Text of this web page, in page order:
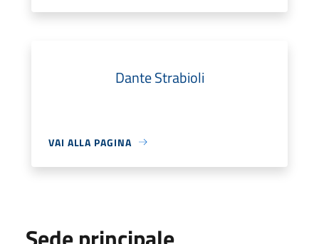
Dante Strabioli
VAI ALLA PAGINA